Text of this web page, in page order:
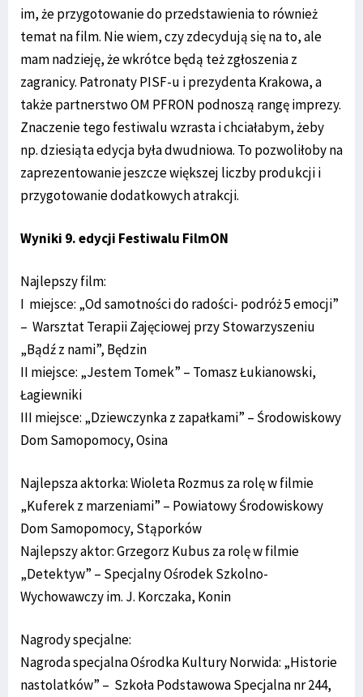
im, że przygotowanie do przedstawienia to również
temat na film. Nie wiem, czy zdecydują się na to, ale
mam nadzieję, że wkrótce będą też zgłoszenia z
zagranicy. Patronaty PISF-u i prezydenta Krakowa, a
także partnerstwo OM PFRON podnoszą rangę imprezy.
Znaczenie tego festiwalu wzrasta i chciałabym, żeby
np. dziesiąta edycja była dwudniowa. To pozwoliłoby na
zaprezentowanie jeszcze większej liczby produkcji i
przygotowanie dodatkowych atrakcji.
Wyniki 9. edycji Festiwalu FilmON
Najlepszy film:
I miejsce: „Od samotności do radości- podróż 5 emocji”
– Warsztat Terapii Zajęciowej przy Stowarzyszeniu
„Bądź z nami”, Będzin
II miejsce: „Jestem Tomek” – Tomasz Łukianowski,
Łagiewniki
III miejsce: „Dziewczynka z zapałkami” – Środowiskowy
Dom Samopomocy, Osina
Najlepsza aktorka: Wioleta Rozmus za rolę w filmie
„Kuferek z marzeniami” – Powiatowy Środowiskowy
Dom Samopomocy, Stąporków
Najlepszy aktor: Grzegorz Kubus za rolę w filmie
„Detektyw” – Specjalny Ośrodek Szkolno-
Wychowawczy im. J. Korczaka, Konin
Nagrody specjalne:
Nagroda specjalna Ośrodka Kultury Norwida: „Historie
nastolatków” – Szkoła Podstawowa Specjalna nr 244,